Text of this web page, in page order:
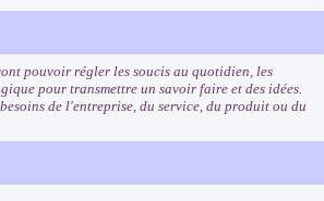
pouvoir régler les soucis au quotidien, les
pour transmettre un savoir faire et des idées.
de l'entreprise, du service, du produit ou du